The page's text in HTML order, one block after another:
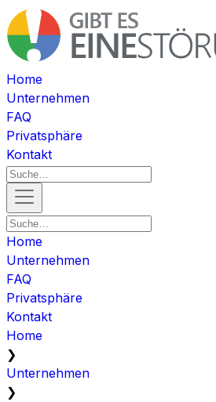
Home
Unternehmen
FAQ
Privatsphäre
Kontakt
Home
Unternehmen
FAQ
Privatsphäre
Kontakt
Home
❯
Unternehmen
❯